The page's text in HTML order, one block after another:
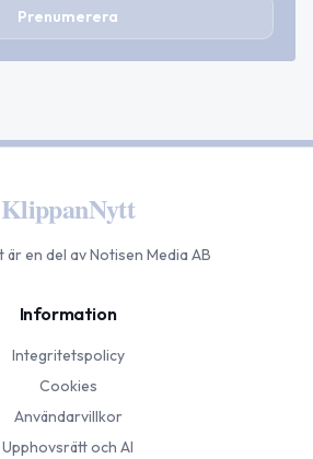
Prenumerera
KlippanNytt
är en del av Notisen Media AB
Information
Integritetspolicy
Cookies
Användarvillkor
Upphovsrätt och AI